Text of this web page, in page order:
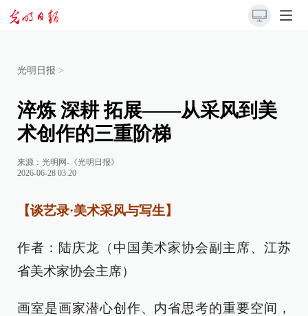
光明日报 >
淬炼 深耕 拓展——从采风到美
术创作的三重阶梯
来源： 光明网-《光明日报》
2026-06-28 03:20
【谈艺录·美术采风与写生】
作者：陆庆龙（中国美术家协会副主席、江苏
省美术家协会主席）
画室是画家潜心创作、内省思考的重要空间，